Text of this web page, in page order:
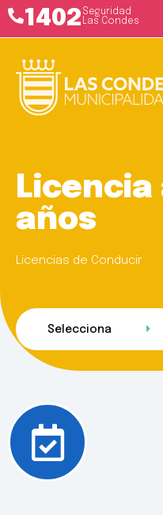
1402 Seguridad
Las Condes
Licencia
años
Licencias de Conducir
Selecciona